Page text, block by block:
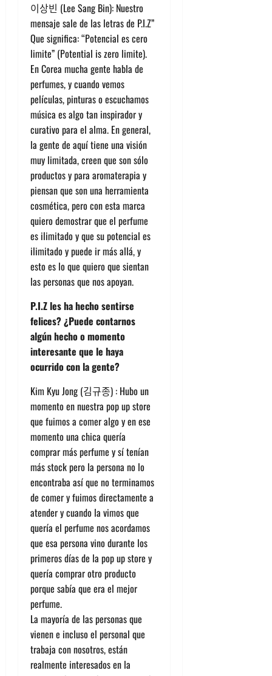
이상빈 (Lee Sang Bin): Nuestro
mensaje sale de las letras de P.I.Z”
Que significa: “Potencial es cero
limite” (Potential is zero limite).
En Corea mucha gente habla de
perfumes, y cuando vemos
películas, pinturas o escuchamos
música es algo tan inspirador y
curativo para el alma. En general,
la gente de aquí tiene una visión
muy limitada, creen que son sólo
productos y para aromaterapia y
piensan que son una herramienta
cosmética, pero con esta marca
quiero demostrar que el perfume
es ilimitado y que su potencial es
ilimitado y puede ir más allá, y
esto es lo que quiero que sientan
las personas que nos apoyan.
P.I.Z les ha hecho sentirse
felices? ¿Puede contarnos
algún hecho o momento
interesante que le haya
ocurrido con la gente?
Kim Kyu Jong (김규종) : Hubo un
momento en nuestra pop up store
que fuimos a comer algo y en ese
momento una chica quería
comprar más perfume y sí tenían
más stock pero la persona no lo
encontraba así que no terminamos
de comer y fuimos directamente a
atender y cuando la vimos que
quería el perfume nos acordamos
que esa persona vino durante los
primeros días de la pop up store y
quería comprar otro producto
porque sabía que era el mejor
perfume.
La mayoría de las personas que
vienen e incluso el personal que
trabaja con nosotros, están
realmente interesados en la